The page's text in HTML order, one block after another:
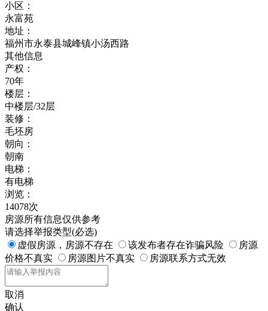
小区：
永富苑
地址：
福州市永泰县城峰镇小汤西路
其他信息
产权：
70年
楼层：
中楼层/32层
装修：
毛坯房
朝向：
朝南
电梯：
有电梯
浏览：
14078次
房源所有信息仅供参考
请选择举报类型(必选)
虚假房源，房源不存在
该发布者存在诈骗风险
房源
价格不真实
房源图片不真实 房源联系方式无效
取消
确认